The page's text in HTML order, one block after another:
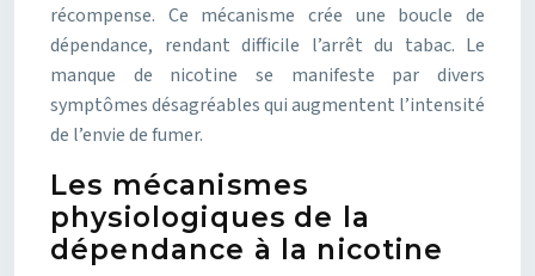
récompense. Ce mécanisme crée une boucle de
dépendance, rendant difficile l’arrêt du tabac. Le
manque de nicotine se manifeste par divers
symptômes désagréables qui augmentent l’intensité
de l’envie de fumer.
Les mécanismes
physiologiques de la
dépendance à la nicotine